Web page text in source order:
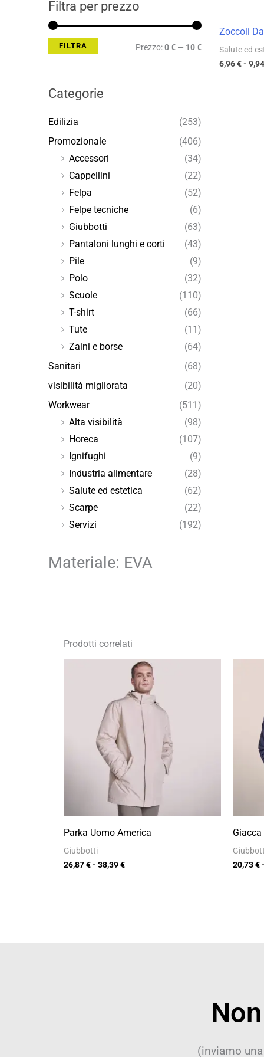
Filtra per prezzo
FILTRA Prezzo:0 €— 10 €
Categorie
Edilizia
(253)
Promozionale
(406)
Accessori
(34)
Cappellini
(22)
Felpa
(52)
Felpe tecniche
(6)
Giubbotti
(63)
Pantaloni lunghi e corti
(43)
Pile
(9)
Polo
(32)
Scuole
(110)
T-shirt
(66)
Tute
(11)
Zaini e borse
(64)
Sanitari
(68)
visibilità migliorata
(20)
Workwear
(511)
Alta visibilità
(98)
Horeca
(107)
Ignifughi
(9)
Industria alimentare
(28)
Salute ed estetica
(62)
Scarpe
(22)
Servizi
(192)
Zoccoli
Salute ed
6,96€- 9,94
Materiale: EVA
Prodotti correlati
Parka Uomo America
Giubbotti
26,87€ - 38,39€
Fascia
prezzo:
da
26,87 €
38,39 €
20,73€-
(inviamo